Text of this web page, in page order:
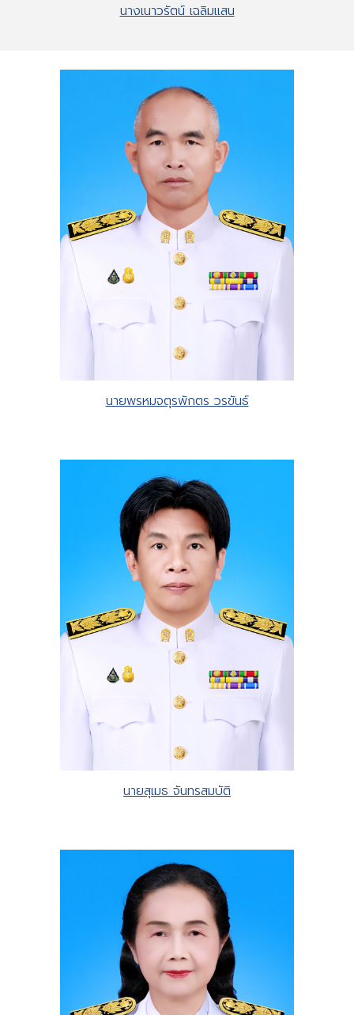
นางเนาวรัตน์ เฉลิมแสน
นายพรหมจตุรพักตร วรขันธ์
นายสุเมธ จันทรสมบัติ